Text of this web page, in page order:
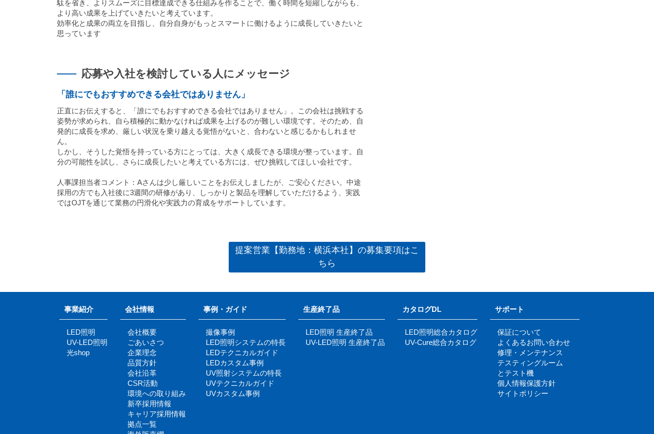
駄を省き、よりスムーズに目標達成できる仕組みを作ることで、働く時間を短縮しながらも、
より高い成果を上げていきたいと考えています。
効率化と成果の両立を目指し、自分自身がもっとスマートに働けるように成長していきたいと
思っています
応募や入社を検討している人にメッセージ
「誰にでもおすすめできる会社ではありません」
正直にお伝えすると、「誰にでもおすすめできる会社ではありません」。この会社は挑戦する
姿勢が求められ、自ら積極的に動かなければ成果を上げるのが難しい環境です。そのため、自
発的に成長を求め、厳しい状況を乗り越える覚悟がないと、合わないと感じるかもしれませ
ん。
しかし、そうした覚悟を持っている方にとっては、大きく成長できる環境が整っています。自
分の可能性を試し、さらに成長したいと考えている方には、ぜひ挑戦してほしい会社です。
人事課担当者コメント：Aさんは少し厳しいことをお伝えしましたが、ご安心ください。中途
採用の方でも入社後に3週間の研修があり、しっかりと製品を理解していただけるよう、実践
ではOJTを通じて業務の円滑化や実践力の育成をサポートしています。
提案営業【勤務地：横浜本社】の募集要項はこ
ちら
事業紹介
LED照明
UV-LED照明
光shop
会社情報
会社概要
ごあいさつ
企業理念
品質方針
会社沿革
CSR活動
環境への取り組み
新卒採用情報
キャリア採用情報
拠点一覧
事例・ガイド
撮像事例
LED照明システムの特長
LEDテクニカルガイド
LEDカスタム事例
UV照射システムの特長
UVテクニカルガイド
UVカスタム事例
生産終了品
LED照明 生産終了品
UV-LED照明 生産終了品
カタログDL
LED照明総合カタログ
UV-Cure総合カタログ
サポート
保証について
よくあるお問い合わせ
修理・メンテナンス
テスティングルーム
とテスト機
個人情報保護方針
サイトポリシー